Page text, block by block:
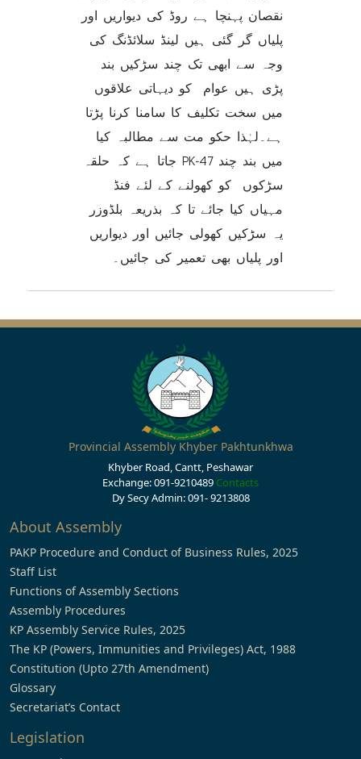
نقصان پہنچا ہے روڈ کی دیواریں اور
پلیاں گر گئی ہیں لینڈ سلائڈنگ کی
وجہ سے ابھی تک چند سڑکیں بند
پڑی ہیں عوام کو دیہاتی علاقوں
میں سخت تکلیف کا سامنا کرنا پڑتا
ہے۔لہٰذا حکو مت سے مطالبہ کیا
جاتا ہے کہ حلقہ PK-47 میں بند چند
سڑکوں کو کھولنے کے لئے فنڈ
مہیاں کیا جائے تا کہ بذریعہ بلڈوزر
یہ سڑکیں کھولی جائیں اور دیواریں
اور پلیاں بھی تعمیر کی جائیں۔
Provincial Assembly Khyber Pakhtunkhwa
Khyber Road, Cantt, Peshawar
Exchange: 091-9210489 Contacts
Dy Secy Admin: 091- 9213808
About Assembly
PAKP Procedure and Conduct of Business Rules, 2025
Staff List
Functions of Assembly Sections
Assembly Procedures
KP Assembly Service Rules, 2025
The KP (Powers, Immunities and Privileges) Act, 1988
Constitution (Upto 27th Amendment)
Glossary
Secretariat’s Contact
Legislation